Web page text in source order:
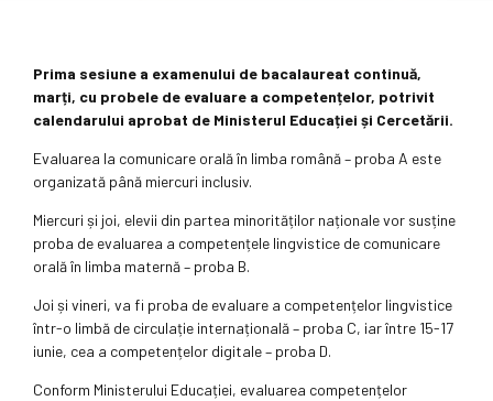
Prima sesiune a examenului de bacalaureat continuă,
marți, cu probele de evaluare a competențelor, potrivit
calendarului aprobat de Ministerul Educației și Cercetării.
Evaluarea la comunicare orală în limba română – proba A este
organizată până miercuri inclusiv.
Miercuri și joi, elevii din partea minorităților naționale vor susține
proba de evaluarea a competențele lingvistice de comunicare
orală în limba maternă – proba B.
Joi și vineri, va fi proba de evaluare a competențelor lingvistice
într-o limbă de circulație internațională – proba C, iar între 15-17
iunie, cea a competențelor digitale – proba D.
Conform Ministerului Educației, evaluarea competențelor